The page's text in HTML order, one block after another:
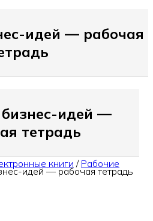
идей — рабочая
идей —
тетрадь
книги / Рабочие
идей — рабочая тетрадь